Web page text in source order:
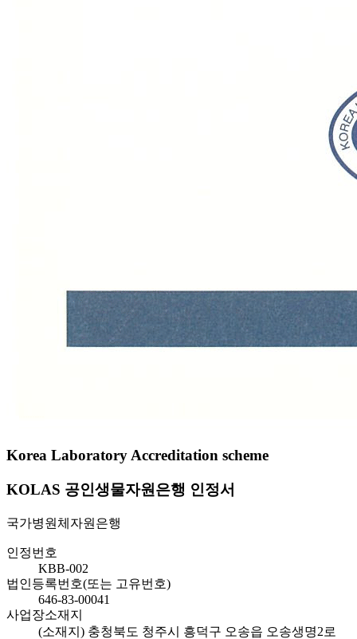
Korea Laboratory Accreditation scheme
KOLAS 공인생물자원은행 인정서
국가병원체자원은행
인정번호
KBB-002
법인등록번호(또는 고유번호)
646-83-00041
사업장소재지
(소재지) 충청북도 청주시 흥덕구 오송읍 오송생명2로